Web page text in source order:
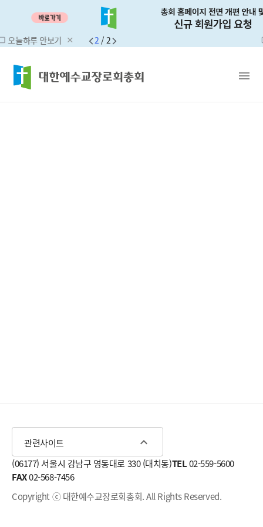
안보기 close 2/ 오늘
menu
(06177) 서울시 강남구 영동대로 330 (대치동)TEL02-559-5600
FAX02-568-7456
Copyright ⓒ 대한예수교장로회총회. All Rights Reserved.
관련사이트 expand_less